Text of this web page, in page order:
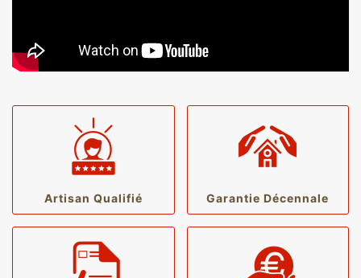
Artisan Qualifié Garantie Décennale